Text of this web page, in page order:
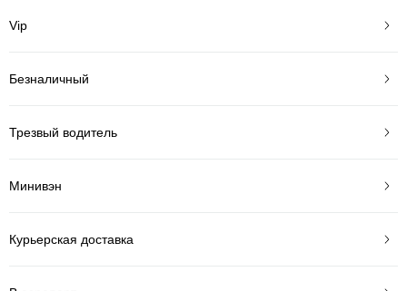
Vip
Безналичный
Трезвый водитель
Минивэн
Курьерская доставка